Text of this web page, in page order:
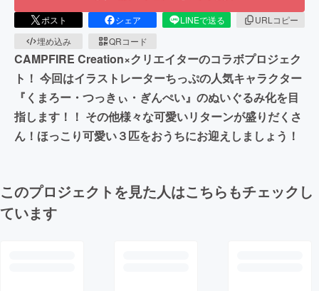
ポスト シェア LINEで送る
URLコピー
埋め込み
QRコード
CAMPFIRE Creation×クリエイターのコラボプロジェク
ト！ 今回はイラストレーターちっぷの人気キャラクター
『くまろー・つっきぃ・ぎんぺい』のぬいぐるみ化を目
指します！！ その他様々な可愛いリターンが盛りだくさ
ん！ほっこり可愛い３匹をおうちにお迎えしましょう！
このプロジェクトを見た人はこちらもチェックし
ています